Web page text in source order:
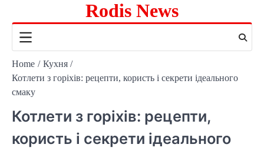
content
Rodis News
Home
Кухня
Котлети з горіхів: рецепти, користь і секрети ідеального
смаку
Котлети з горіхів: рецепти,
користь і секрети ідеального